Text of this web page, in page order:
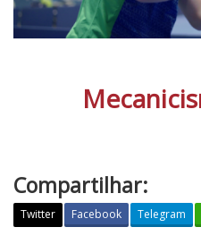
Compartilhar:
Twitter Facebook Telegram